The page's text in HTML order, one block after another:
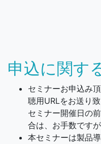
申込に関す
セミナーお申込み
聴用URLをお送り致
セミナー開催日の
合は、お手数ですが
本セミナーは製品